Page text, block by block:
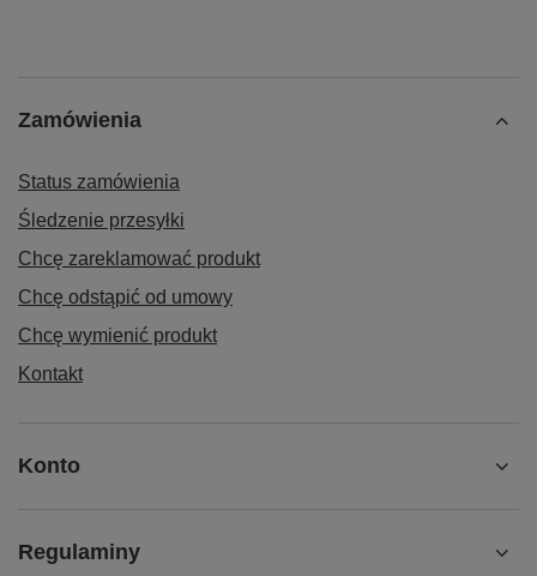
Zamówienia
Status zamówienia
Śledzenie przesyłki
Chcę zareklamować produkt
Chcę odstąpić od umowy
Chcę wymienić produkt
Kontakt
Konto
Regulaminy